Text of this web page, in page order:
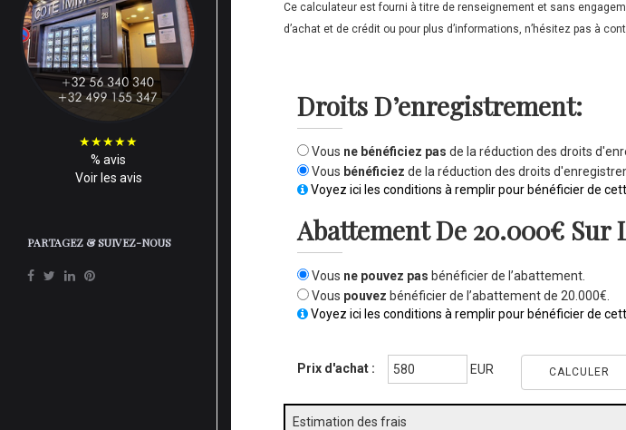
★★★★★
% avis
Voir les avis
PARTAGEZ & SUIVEZ-NOUS
Ce calculateur est fourni à titre de renseignement et sans
d’achat et de crédit ou pour plus d’informations, n’hésitez pas à
Droits D’enregistrement:
Vous ne bénéficiez pas de la réduction des droits
Vous bénéficiez de la réduction des droits
Voyez ici les conditions à remplir pour bénéficier de
Abattement De 20.000€ Sur
Vous ne pouvez pas bénéficier de l’abattement.
Vous pouvez bénéficier de l’abattement de 20.000€.
Voyez ici les conditions à remplir pour bénéficier de
Prix d'achat : EUR
Estimation des frais